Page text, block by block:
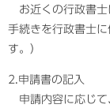
お近くの行政書士
手続きを行政書士
す。）
2.申請書の記入
申請内容に応じて